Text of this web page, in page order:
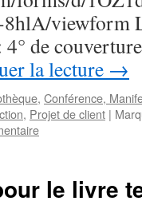
viewform
de
la lecture →
, Conférence,
, Projet de client |
le livre